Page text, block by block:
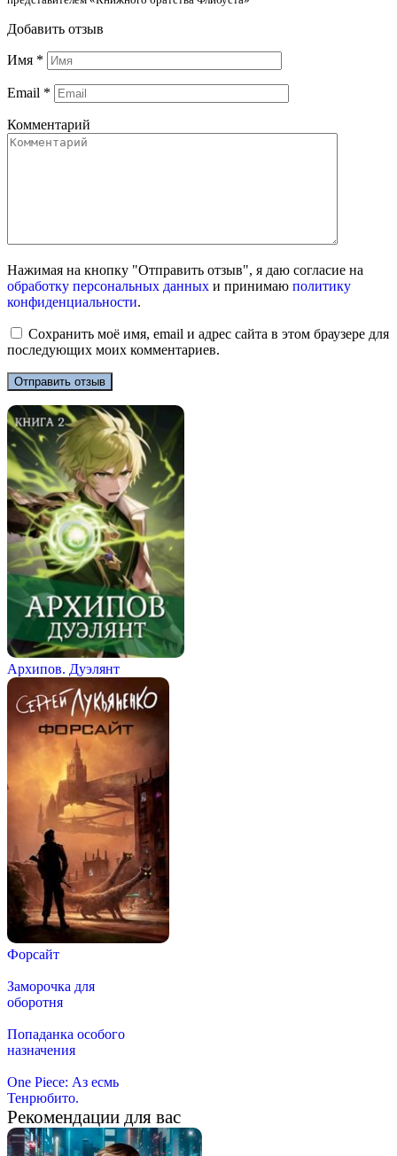
Добавить отзыв
Имя *
Email *
Комментарий
Нажимая на кнопку "Отправить отзыв", я даю согласие на
обработку персональных данных и принимаю политику
конфиденциальности.
Сохранить моё имя, email и адрес сайта в этом браузере для
последующих моих комментариев.
Архипов. Дуэлянт
Форсайт
Заморочка для
оборотня
Попаданка особого
назначения
One Piece: Аз есмь
Тенрюбито.
Рекомендации для вас